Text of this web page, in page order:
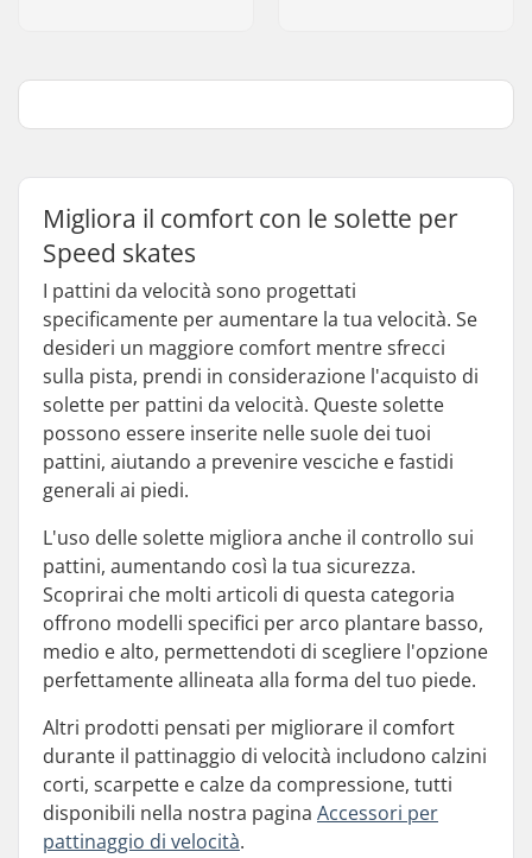
Migliora il comfort con le solette per
Speed skates
I pattini da velocità sono progettati
specificamente per aumentare la tua velocità. Se
desideri un maggiore comfort mentre sfrecci
sulla pista, prendi in considerazione l'acquisto di
solette per pattini da velocità. Queste solette
possono essere inserite nelle suole dei tuoi
pattini, aiutando a prevenire vesciche e fastidi
generali ai piedi.
L'uso delle solette migliora anche il controllo sui
pattini, aumentando così la tua sicurezza.
Scoprirai che molti articoli di questa categoria
offrono modelli specifici per arco plantare basso,
medio e alto, permettendoti di scegliere l'opzione
perfettamente allineata alla forma del tuo piede.
Altri prodotti pensati per migliorare il comfort
durante il pattinaggio di velocità includono calzini
corti, scarpette e calze da compressione, tutti
disponibili nella nostra pagina Accessori per
pattinaggio di velocità.